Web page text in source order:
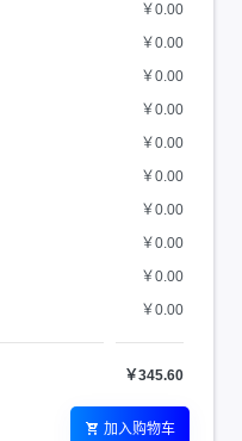
￥0.00
￥0.00
￥0.00
￥0.00
￥0.00
￥0.00
￥0.00
￥0.00
￥0.00
￥0.00
￥345.60
加入购物车